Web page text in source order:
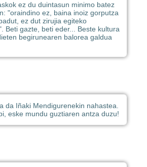
ez du duintasun minimo batez
"oraindino ez, baina inoiz gorputza
ez dut zirujia egiteko
Beti gazte, beti eder... Beste kultura
begirunearen balorea galdua
da Iñaki Mendigurenekin nahastea.
eske mundu guztiaren antza duzu!